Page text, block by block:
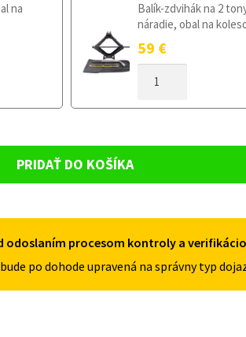
na
Balík-zdvihák na 2
náradie, obal na
59 €
DOJAZDOVÉ
OD
125/80R16
PRIDAŤ DO KOŠÍKA
odoslaním procesom kontroly a
po dohode upravená na správny typ